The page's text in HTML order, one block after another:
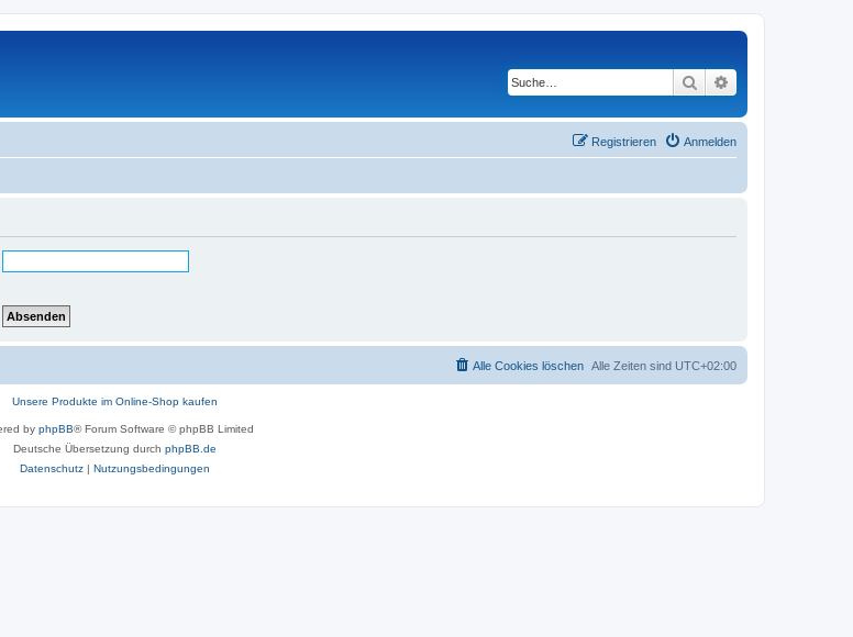
Suche
Anmelden
Registrieren
Alle Zeiten sind UTC+02:00
Alle Cookies löschen
Unsere Produkte im Online-Shop kaufen
by phpBB® Forum Software © phpBB Limited
Deutsche Übersetzung durch phpBB.de
Datenschutz| Nutzungsbedingungen